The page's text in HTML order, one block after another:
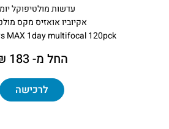
עדשות מולטיפוקל
אקיוביו אואזיס מקס
MAX 1day multifocal 120pck
החל מ- 183 ₪
לרכישה